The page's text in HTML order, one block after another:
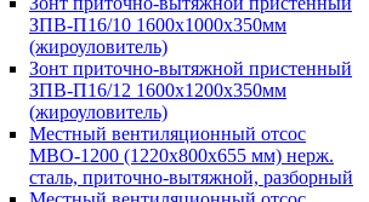
ЗПВ-П16/10 1600х1000х350мм
(жироуловитель)
Зонт приточно-вытяжной пристенный
ЗПВ-П16/12 1600х1200х350мм
(жироуловитель)
Местный вентиляционный отсос
МВО-1200 (1220х800х655 мм) нерж.
сталь, приточно-вытяжной, разборный